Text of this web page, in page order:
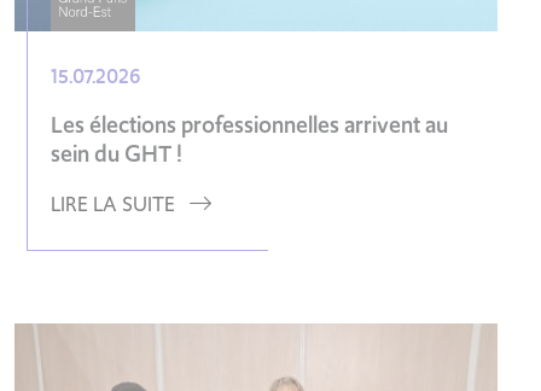
15.07.2026
Les élections professionnelles arrivent au
sein du GHT !
LIRE LA SUITE